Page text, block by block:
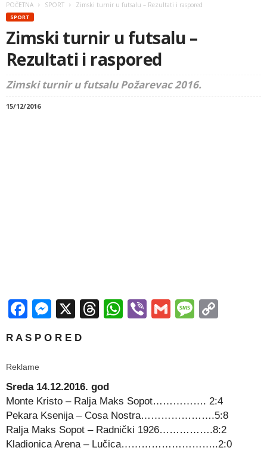
POČETNA SPORT Zimski turnir u futsalu – Rezultati i raspored
SPORT
Zimski turnir u futsalu –
Rezultati i raspored
Zimski turnir u futsalu Požarevac 2016.
15/12/2016
Facebook
Messenger
X Threads
WhatsApp
ViberGmail
R A S P O R E D
Reklame
Sreda 14.12.2016. god
Monte Kristo – Ralja Maks Sopot……………. 2:4
Pekara Ksenija – Cosa Nostra………………….5:8
Ralja Maks Sopot – Radnički 1926…………….8:2
Kladionica Arena – Lučica………………………..2:0